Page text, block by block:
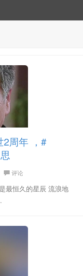
2周年 ，#
评论
最恒久的星辰 流浪地